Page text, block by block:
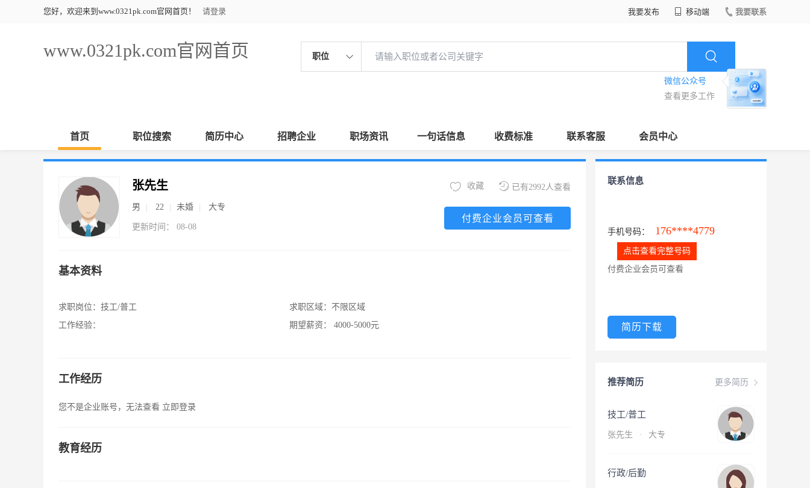
您好，欢迎来到www.0321pk.com官网首页！ 请登录 我要发布 移动端 我要联系
www.0321pk.com官网首页 职位
微信公众号
查看更多工作
首页 职位搜索 简历中心 招聘企业 职场资讯 一句话信息 收费标准 联系客服 会员中心
张先生
男 22 未婚 大专
更新时间： 08-08
已有2992人查看
收藏
付费企业会员可查看
基本资料
求职岗位： 技工/普工
工作经验：
求职区域： 不限区域
期望薪资：
4000-5000元
工作经历
您不是企业账号，无法查看 立即登录
教育经历
联系信息
手机号码： 176****4779
点击查看完整号码
付费企业会员可查看
简历下载
更多简历
推荐简历
技工/普工
张先生 · 大专
行政/后勤